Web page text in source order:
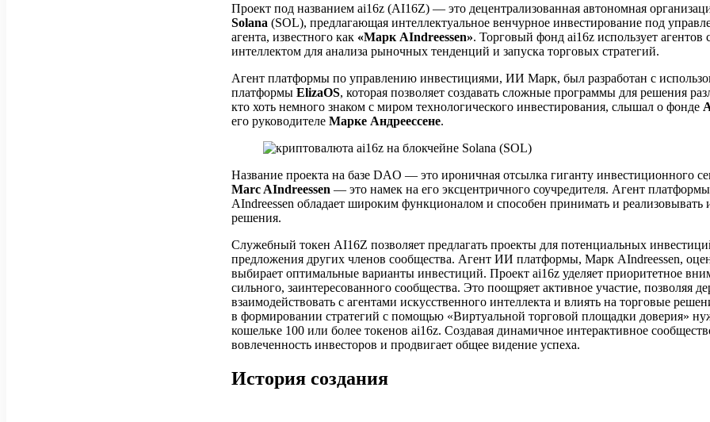
Проект под названием ai16z (AI16Z) — это децентрализованная автономная
Solana (SOL), предлагающая интеллектуальное венчурное инвестирование под
агента, известного как «Марк AIndreessen». Торговый фонд ai16z использует агентов
интеллектом для анализа рыночных тенденций и запуска торговых стратегий.
Агент платформы по управлению инвестициями, ИИ Марк, был разработан с
платформы ElizaOS, которая позволяет создавать сложные программы для решения
кто хоть немного знаком с миром технологического инвестирования, слышал о фонде
его руководителе Марке Андреессене.
Название проекта на базе DAO — это ироничная отсылка гиганту инвестиционного
Marc AIndreessen — это намек на его эксцентричного соучредителя. Агент
AIndreessen обладает широким функционалом и способен принимать и реализовывать
решения.
Служебный токен AI16Z позволяет предлагать проекты для потенциальных
предложения других членов сообщества. Агент ИИ платформы, Марк AIndreessen,
выбирает оптимальные варианты инвестиций. Проект ai16z уделяет приоритетное
сильного, заинтересованного сообщества. Это поощряет активное участие, позволяя
взаимодействовать с агентами искусственного интеллекта и влиять на торговые
в формировании стратегий с помощью «Виртуальной торговой площадки доверия»
кошельке 100 или более токенов ai16z. Создавая динамичное интерактивное
вовлеченность инвесторов и продвигает общее видение успеха.
История создания